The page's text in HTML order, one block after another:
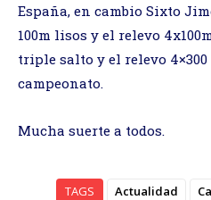
España, en cambio Sixto
100m lisos y el relevo
triple salto y el relevo
campeonato.
Mucha suerte a todos.
TAGS Actualidad